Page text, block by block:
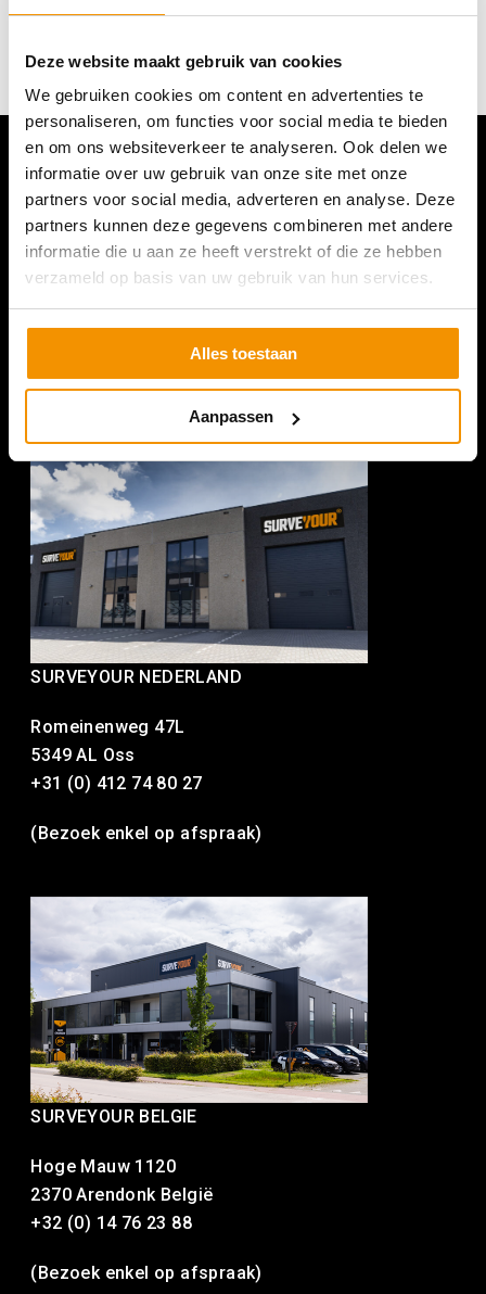
Deze website maakt gebruik van cookies
We gebruiken cookies om content en advertenties te
personaliseren, om functies voor social media te bieden
en om ons websiteverkeer te analyseren. Ook delen we
informatie over uw gebruik van onze site met onze
partners voor social media, adverteren en analyse. Deze
partners kunnen deze gegevens combineren met andere
informatie die u aan ze heeft verstrekt of die ze hebben
verzameld op basis van uw gebruik van hun services.
Alles toestaan
Aanpassen
SURVEYOUR NEDERLAND
Romeinenweg 47L
5349 AL Oss
+31 (0) 412 74 80 27
(Bezoek enkel op afspraak)
SURVEYOUR BELGIE
Hoge Mauw 1120
2370 Arendonk België
+32 (0) 14 76 23 88
(Bezoek enkel op afspraak)